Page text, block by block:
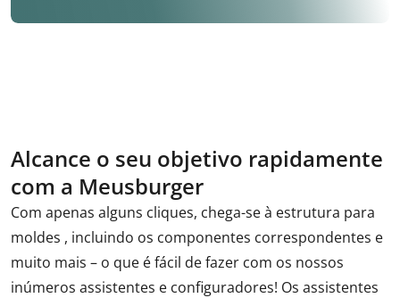
Alcance o seu objetivo rapidamente
com a Meusburger
Com apenas alguns cliques, chega-se à estrutura para
moldes , incluindo os componentes correspondentes e
muito mais – o que é fácil de fazer com os nossos
inúmeros assistentes e configuradores! Os assistentes